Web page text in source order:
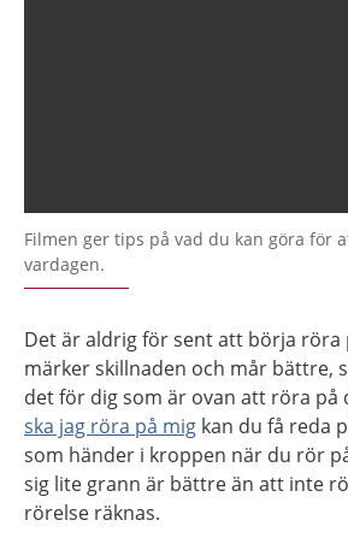
Filmen ger tips på vad du kan göra för
vardagen.
Det är aldrig för sent att börja röra
märker skillnaden och mår bättre,
det för dig som är ovan att röra på
ska jag röra på mig kan du få reda
som händer i kroppen när du rör
sig lite grann är bättre än att inte
rörelse räknas.